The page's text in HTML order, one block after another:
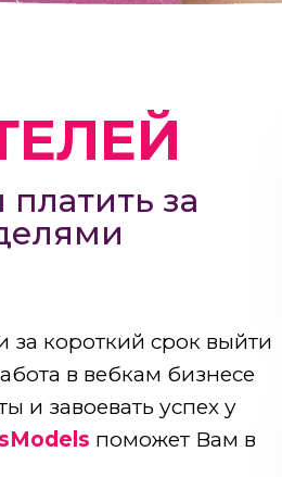
за
короткий срок выйти
в вебкам бизнесе
и завоевать успех у
поможет Вам в